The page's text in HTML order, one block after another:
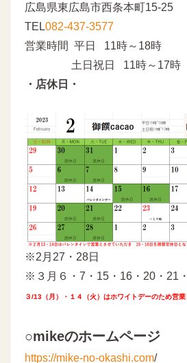
広島県東広島市西条本町15-25
TEL082-437-3577
営業時間 平日 11時～18時
土日祝日 11時～17時
・店休日・
※2月27・28日
※３月６・7・15・16・20・21
３/13（月）・１４（火）はホワイトデーのため営
○mikeのホームページ
https://mike-no-okashi.com/